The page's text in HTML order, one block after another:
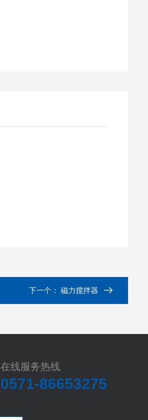
下一个： 磁力搅拌器
在线服务热线
0571-86653275